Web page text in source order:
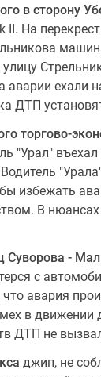
в сторону
II. На
аварии ехали
ДТП
торгово-
"Урал"
избежать
В
Суворова -
с
что авария
в движении
ДТП не
джип, не